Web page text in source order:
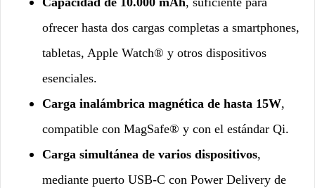
ofrecer hasta dos cargas completas a smartphones,
tabletas, Apple Watch® y otros dispositivos
esenciales.
Carga inalámbrica magnética de hasta 15W,
compatible con MagSafe® y con el estándar Qi.
Carga simultánea de varios dispositivos,
mediante puerto USB-C con Power Delivery de